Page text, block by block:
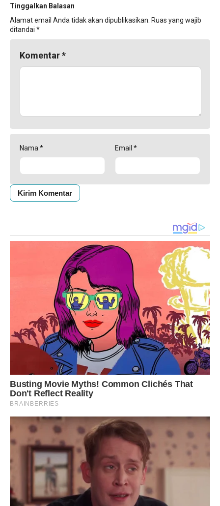
Tinggalkan Balasan
Alamat email Anda tidak akan dipublikasikan. Ruas yang wajib
ditandai *
Komentar*
Nama* Email *